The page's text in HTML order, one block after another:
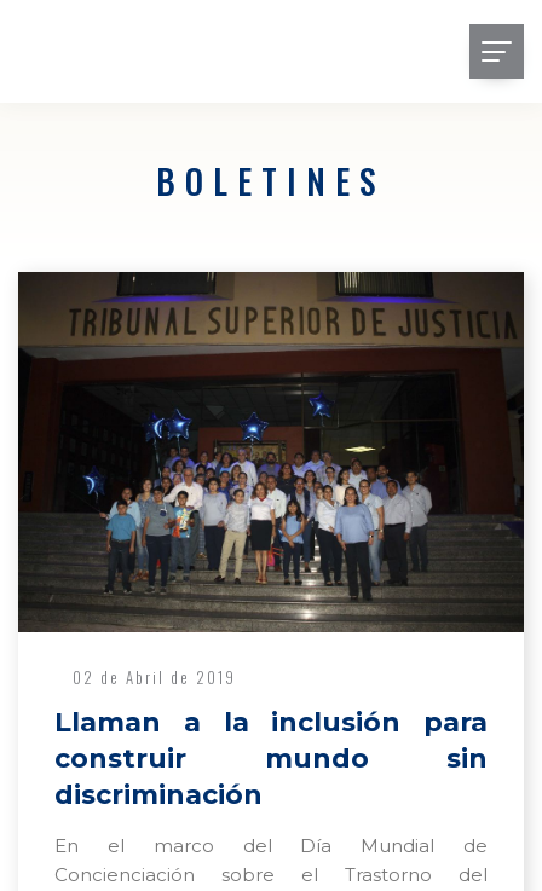
BOLETINES
02 de Abril de 2019
Llaman a la inclusión para
construir mundo sin
discriminación
En el marco del Día Mundial de
Concienciación sobre el Trastorno del